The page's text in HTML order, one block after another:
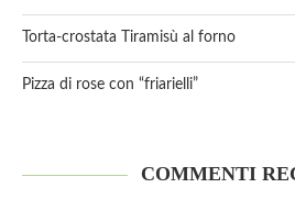
Torta-crostata Tiramisù al forno
Pizza di rose con “friarielli”
COMMENTI